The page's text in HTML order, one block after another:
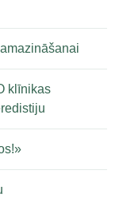
klīnikas